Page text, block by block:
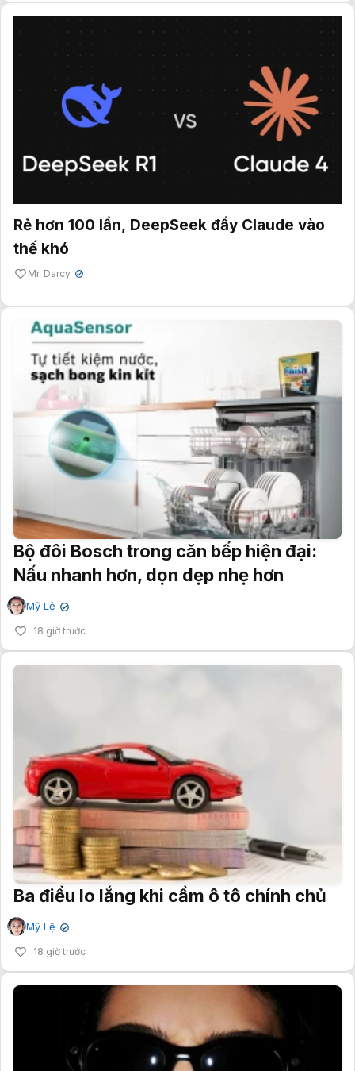
Rẻ hơn 100 lần, DeepSeek đẩy Claude vào
thế khó
Mr. Darcy ✔
Bộ đôi Bosch trong căn bếp hiện đại:
Nấu nhanh hơn, dọn dẹp nhẹ hơn
Mỹ Lệ ✔
18 giờ trước
Ba điều lo lắng khi cầm ô tô chính chủ
Mỹ Lệ ✔
18 giờ trước